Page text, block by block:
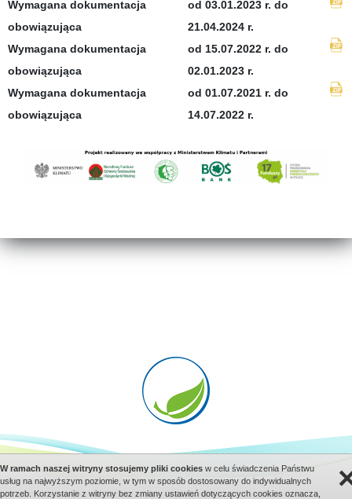
kapitału kredytu w ramach Programu
Priorytetowego „Czyste Powietrze"
na częściową spłatę kapitału
kredytu w ramach programu
Regulaminu)-LINK-
* Wzór oświadczenia
wfośigw – załącznik do
osobowych przez
wfośigw – załącznik do
Wniosku o dofinansowanie
(Załącznik do WOD)
o dofinansowanie w formie
dotacji na częściową spłatę
kapitału kredytu (Załącznik 2 do
Regulaminu)
Wymagana dokumentacja
obowiązująca
od 03.01.2023 r. do
21.04.2024 r.
Wymagana dokumentacja
obowiązująca
od 15.07.2022 r. do
02.01.2023 r.
Wymagana dokumentacja
obowiązująca
od 01.07.2021 r. do
14.07.2022 r.
Copyright © 2026 Prolan Sp. z o.o. Wszystkie prawa zastrzeżone
W ramach naszej witryny stosujemy pliki cookies w celu świadczenia Państwu
usług na najwyższym poziomie, w tym w sposób dostosowany do indywidualnych
potrzeb. Korzystanie z witryny bez zmiany ustawień dotyczących cookies oznacza,